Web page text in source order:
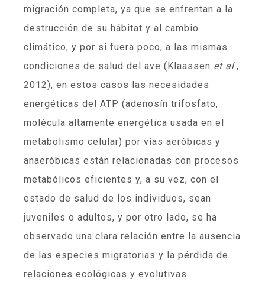
migración completa, ya que se enfrentan a la
destrucción de su hábitat y al cambio
climático, y por si fuera poco, a las mismas
condiciones de salud del ave (Klaassen et al.,
2012), en estos casos las necesidades
energéticas del ATP (adenosín trifosfato,
molécula altamente energética usada en el
metabolismo celular) por vías aeróbicas y
anaeróbicas están relacionadas con procesos
metabólicos eficientes y, a su vez, con el
estado de salud de los individuos, sean
juveniles o adultos, y por otro lado, se ha
observado una clara relación entre la ausencia
de las especies migratorias y la pérdida de
relaciones ecológicas y evolutivas.